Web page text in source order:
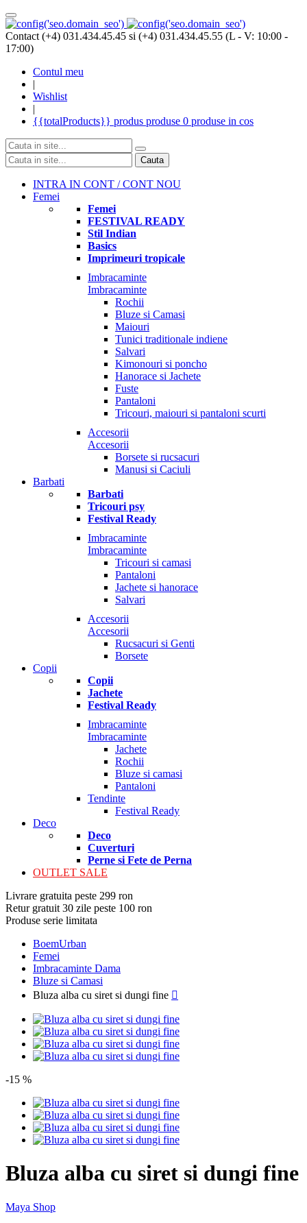
Contact (+4) 031.434.45.45 si (+4) 031.434.45.55 (L - V: 10:00 -
17:00)
Contul meu
|
Wishlist
|
{{totalProducts}} produs produse 0 produse in cos
Cauta
INTRA IN CONT / CONT NOU
Femei
Femei
FESTIVAL READY
Stil Indian
Basics
Imprimeuri tropicale
Imbracaminte
Imbracaminte
Rochii
Bluze si Camasi
Maiouri
Tunici traditionale indiene
Salvari
Kimonouri si poncho
Hanorace si Jachete
Fuste
Pantaloni
Tricouri, maiouri si pantaloni scurti
Accesorii
Accesorii
Borsete si rucsacuri
Manusi si Caciuli
Barbati
Barbati
Tricouri psy
Festival Ready
Imbracaminte
Imbracaminte
Tricouri si camasi
Pantaloni
Jachete si hanorace
Salvari
Accesorii
Accesorii
Rucsacuri si Genti
Borsete
Copii
Copii
Jachete
Festival Ready
Imbracaminte
Imbracaminte
Jachete
Rochii
Bluze si camasi
Pantaloni
Tendinte
Festival Ready
Deco
Deco
Cuverturi
Perne si Fete de Perna
OUTLET SALE
Livrare gratuita peste 299 ron
Retur gratuit 30 zile peste 100 ron
Produse serie limitata
BoemUrban
Femei
Imbracaminte Dama
Bluze si Camasi
Bluza alba cu siret si dungi fine 
-15 %
Bluza alba cu siret si dungi fine
Maya Shop